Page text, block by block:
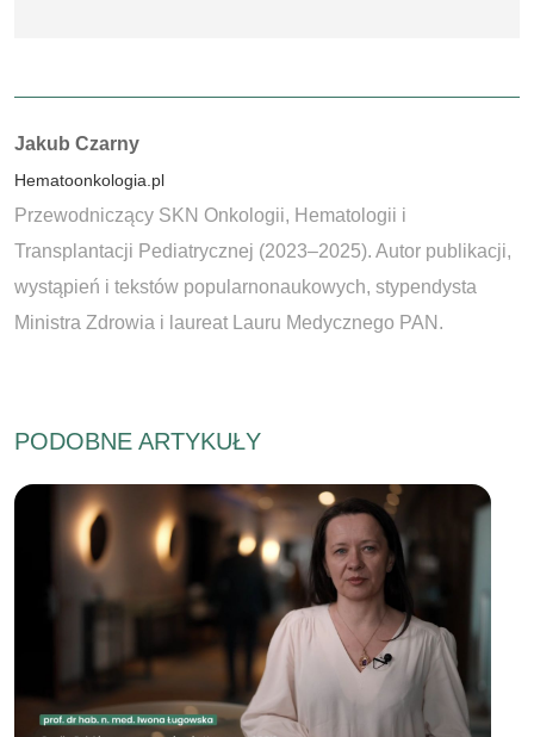
Autorzy:
Jakub Czarny
Hematoonkologia.pl
Przewodniczący SKN Onkologii, Hematologii i
Transplantacji Pediatrycznej (2023–2025). Autor publikacji,
wystąpień i tekstów popularnonaukowych, stypendysta
Ministra Zdrowia i laureat Lauru Medycznego PAN.
PODOBNE ARTYKUŁY